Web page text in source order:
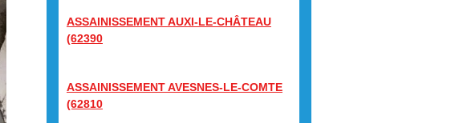
ASSAINISSEMENT AUXI-LE-CHÂTEAU
(62390
ASSAINISSEMENT AVESNES-LE-COMTE
(62810